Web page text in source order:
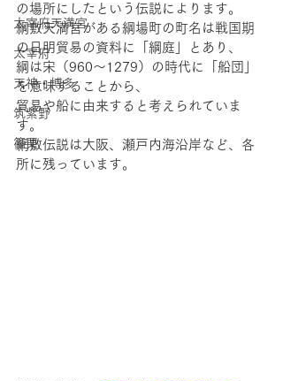
太宰府天満宮
太宰府
天神・博多
筑紫野
篠栗
の場所にしたという伝説によります。
綱敷天満宮がある綱場町の町名は戦国期
の日明貿易の資料に「綱庭」とあり、
綱は宋（960～1279）の時代に「船団」
を意味することから、
貿易や船に由来すると考えられていま
す。
網敷伝説は大阪、瀬戸内海沿岸など、各
所に残っています。